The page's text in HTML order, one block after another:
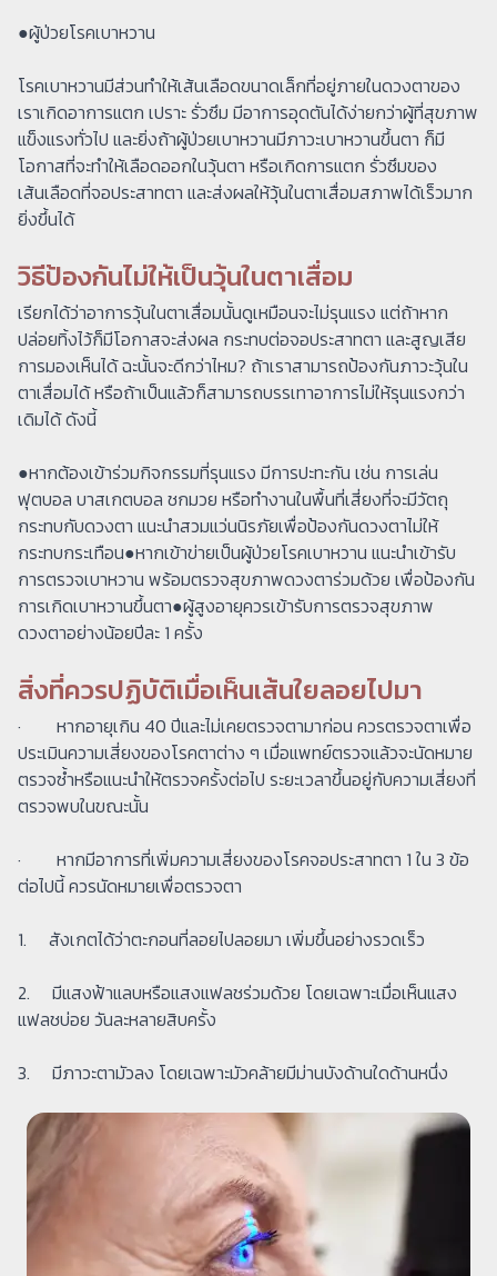
●ผู้ป่วยโรคเบาหวาน
โรคเบาหวานมีส่วนทำให้เส้นเลือดขนาดเล็กที่อยู่ภายในดวงตาของ
เราเกิดอาการแตก เปราะ รั่วซึม มีอาการอุดตันได้ง่ายกว่าผู้ที่สุขภาพ
แข็งแรงทั่วไป และยิ่งถ้าผู้ป่วยเบาหวานมีภาวะเบาหวานขึ้นตา ก็มี
โอกาสที่จะทำให้เลือดออกในวุ้นตา หรือเกิดการแตก รั่วซึมของ
เส้นเลือดที่จอประสาทตา และส่งผลให้วุ้นในตาเสื่อมสภาพได้เร็วมาก
ยิ่งขึ้นได้
วิธีป้องกันไม่ให้เป็นวุ้นในตาเสื่อม
เรียกได้ว่าอาการวุ้นในตาเสื่อมนั้นดูเหมือนจะไม่รุนแรง แต่ถ้าหาก
ปล่อยทิ้งไว้ก็มีโอกาสจะส่งผล กระทบต่อจอประสาทตา และสูญเสีย
การมองเห็นได้ ฉะนั้นจะดีกว่าไหม? ถ้าเราสามารถป้องกันภาวะวุ้นใน
ตาเสื่อมได้ หรือถ้าเป็นแล้วก็สามารถบรรเทาอาการไม่ให้รุนแรงกว่า
เดิมได้ ดังนี้
●หากต้องเข้าร่วมกิจกรรมที่รุนแรง มีการปะทะกัน เช่น การเล่น
ฟุตบอล บาสเกตบอล ชกมวย หรือทำงานในพื้นที่เสี่ยงที่จะมีวัตถุ
กระทบกับดวงตา แนะนำสวมแว่นนิรภัยเพื่อป้องกันดวงตาไม่ให้
กระทบกระเทือน●หากเข้าข่ายเป็นผู้ป่วยโรคเบาหวาน แนะนำเข้ารับ
การตรวจเบาหวาน พร้อมตรวจสุขภาพดวงตาร่วมด้วย เพื่อป้องกัน
การเกิดเบาหวานขึ้นตา●ผู้สูงอายุควรเข้ารับการตรวจสุขภาพ
ดวงตาอย่างน้อยปีละ 1 ครั้ง
สิ่งที่ควรปฏิบัติเมื่อเห็นเส้นใยลอยไปมา
· หากอายุเกิน 40 ปีและไม่เคยตรวจตามาก่อน ควรตรวจตาเพื่อ
ประเมินความเสี่ยงของโรคตาต่าง ๆ เมื่อแพทย์ตรวจแล้วจะนัดหมาย
ตรวจซ้ำหรือแนะนำให้ตรวจครั้งต่อไป ระยะเวลาขึ้นอยู่กับความเสี่ยงที่
ตรวจพบในขณะนั้น
· หากมีอาการที่เพิ่มความเสี่ยงของโรคจอประสาทตา 1 ใน 3 ข้อ
ต่อไปนี้ ควรนัดหมายเพื่อตรวจตา
1. สังเกตได้ว่าตะกอนที่ลอยไปลอยมา เพิ่มขึ้นอย่างรวดเร็ว
2. มีแสงฟ้าแลบหรือแสงแฟลชร่วมด้วย โดยเฉพาะเมื่อเห็นแสง
แฟลชบ่อย วันละหลายสิบครั้ง
3. มีภาวะตามัวลง โดยเฉพาะมัวคล้ายมีม่านบังด้านใดด้านหนึ่ง